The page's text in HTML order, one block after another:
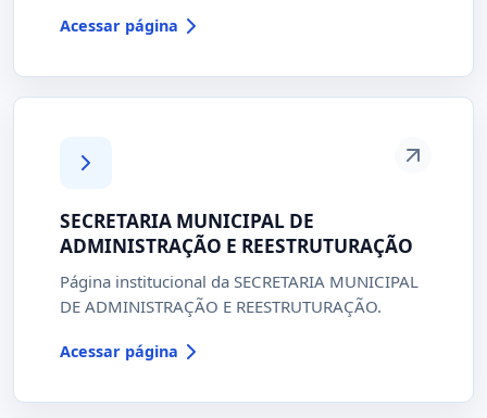
Acessar página
SECRETARIA MUNICIPAL DE
ADMINISTRAÇÃO E REESTRUTURAÇÃO
Página institucional da SECRETARIA MUNICIPAL
DE ADMINISTRAÇÃO E REESTRUTURAÇÃO.
Acessar página